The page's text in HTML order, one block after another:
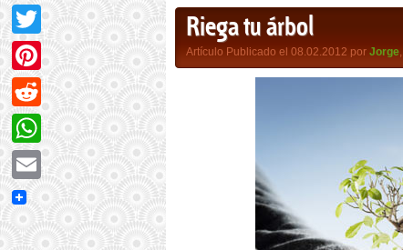
Riega tu árbol
Artículo Publicado el 08.02.2012 por Jorge,
Facebook
Twitter
Pinterest
Reddit
WhatsApp
Email